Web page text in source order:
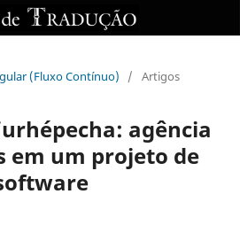
(Fluxo Contínuo)
/ Artigos
agência
em um projeto de